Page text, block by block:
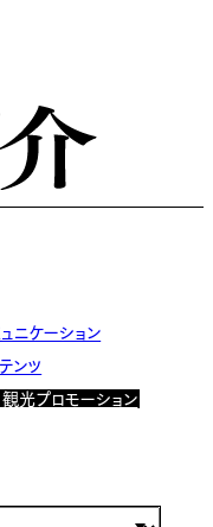
ニケーション
ンツ
光プロモーション